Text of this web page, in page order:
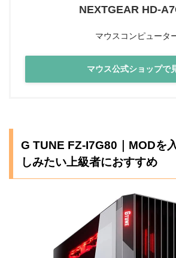
NEXTGEAR HD-
マウスコンピュータ
マウス公式ショップで
G TUNE FZ-I7G80｜MODを
しみたい上級者におすすめ